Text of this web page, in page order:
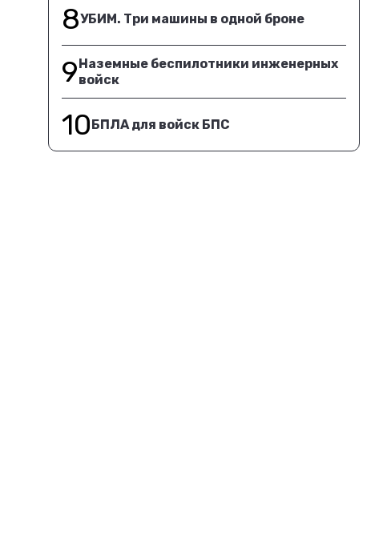
8УБИМ. Три машины в одной броне
9Наземные беспилотники инженерных
войск
10БПЛА для войск БПС